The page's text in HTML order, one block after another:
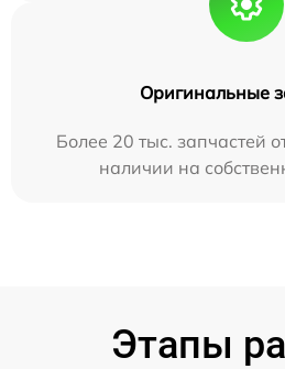
Оригинальные
Более 20 тыс. запчастей
наличии на
Этапы